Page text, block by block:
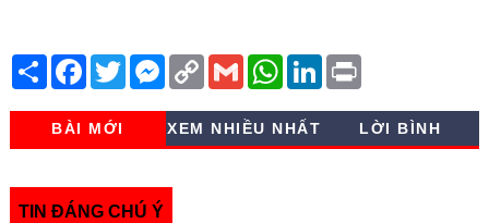
S
r
e
F
e
b
o
k
T
w
t
e
M
s
e
n
e
C
y
L
i
G
m
i
l
W
t
s
A
L
k
d
P
n
t
BÀI MỚI XEM NHIỀU NHẤT LỜI BÌNH
TIN ĐÁNG CHÚ Ý